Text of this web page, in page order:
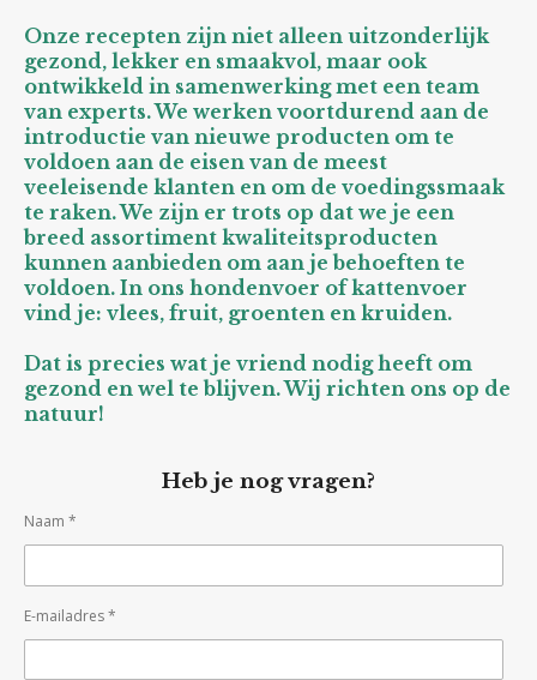
Onze recepten zijn niet alleen uitzonderlijk
gezond, lekker en smaakvol, maar ook
ontwikkeld in samenwerking met een team
van experts. We werken voortdurend aan de
introductie van nieuwe producten om te
voldoen aan de eisen van de meest
veeleisende klanten en om de voedingssmaak
te raken. We zijn er trots op dat we je een
breed assortiment kwaliteitsproducten
kunnen aanbieden om aan je behoeften te
voldoen. In ons hondenvoer of kattenvoer
vind je: vlees, fruit, groenten en kruiden.
Dat is precies wat je vriend nodig heeft om
gezond en wel te blijven. Wij richten ons op de
natuur!
Heb je nog vragen?
Naam *
E-mailadres *